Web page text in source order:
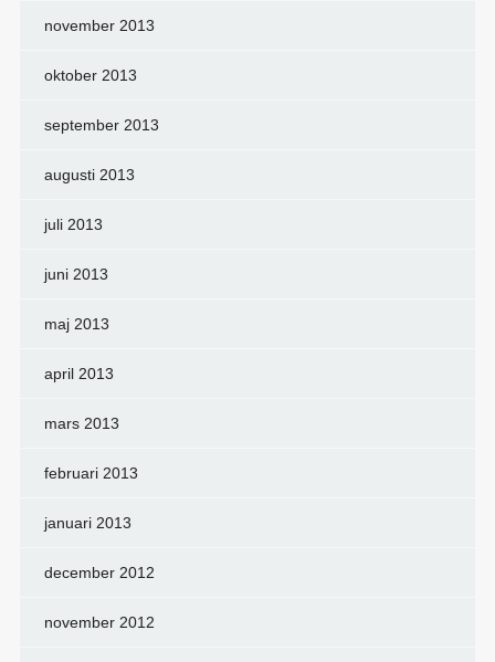
november 2013
oktober 2013
september 2013
augusti 2013
juli 2013
juni 2013
maj 2013
april 2013
mars 2013
februari 2013
januari 2013
december 2012
november 2012